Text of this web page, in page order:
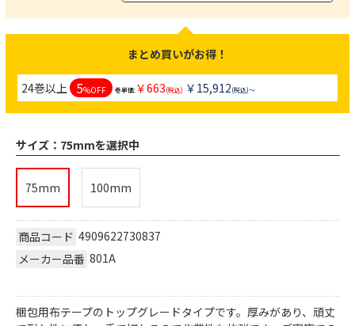
まとめ買いがお得！
24巻以上 5%OFF 巻単価:￥663(税込) ￥15,912(税込)～
サイズ： 75mmを選択中
75mm 100mm
商品コード 4909622730837
メーカー品番 801A
梱包用布テープのトップグレードタイプです。厚みがあり、頑丈